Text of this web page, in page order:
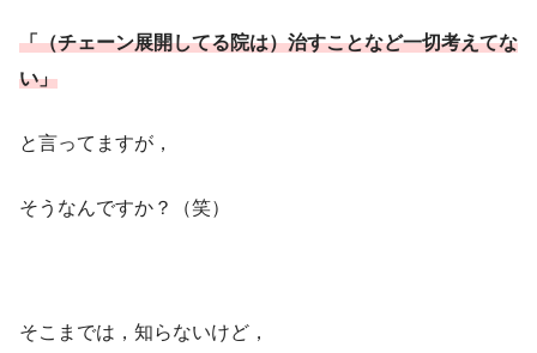
「（チェーン展開してる院は）治すことなど一切考えてな
い」
と言ってますが，
そうなんですか？（笑）
そこまでは，知らないけど，